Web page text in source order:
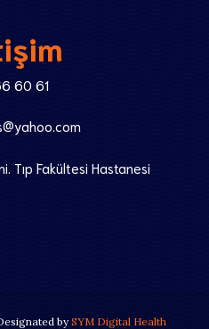
60 61
Tıp Fakültesi Hastanesi
bySYM Digital Health